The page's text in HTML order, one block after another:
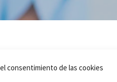
consentimiento de las cookies